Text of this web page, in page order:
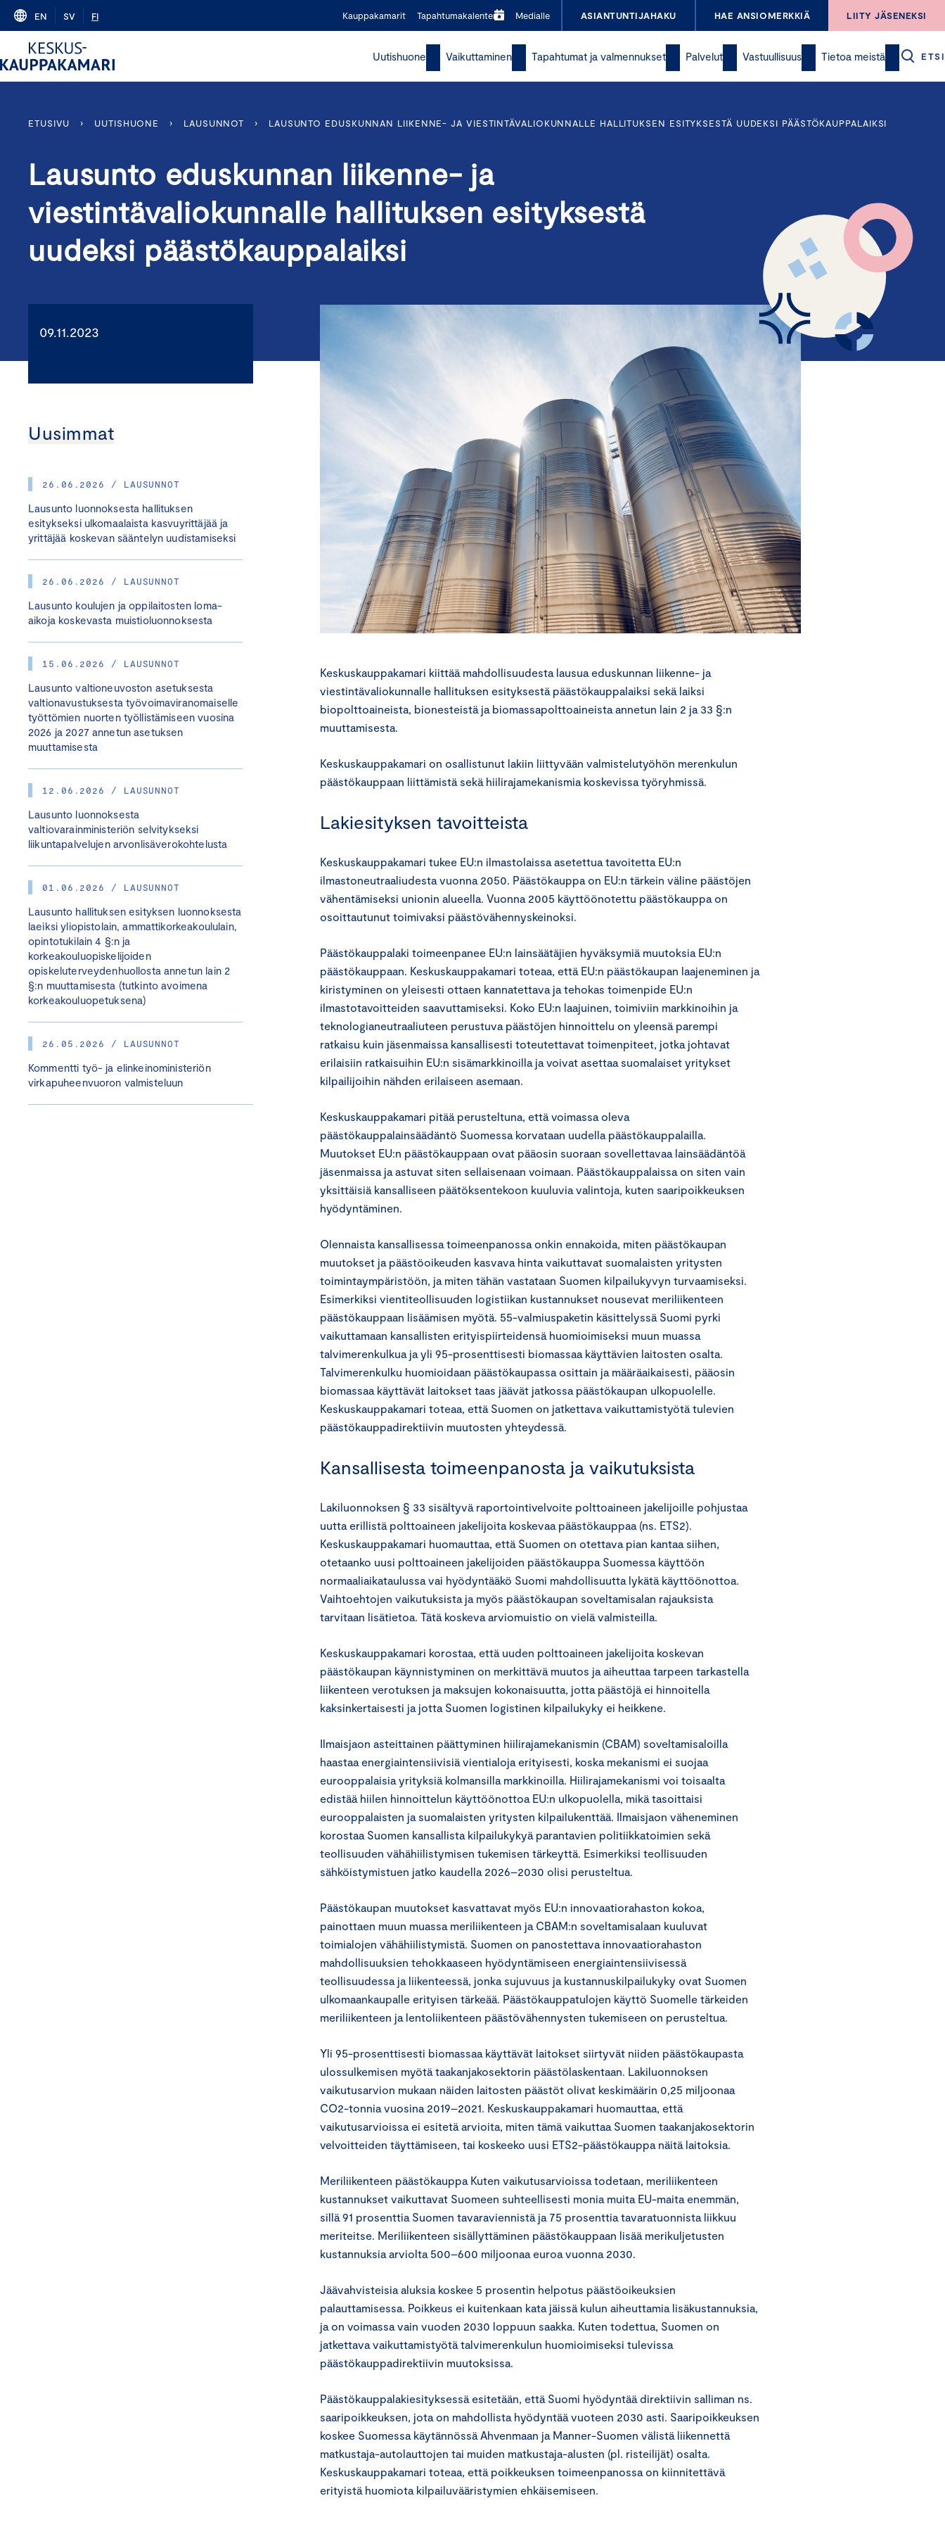
Skip
content
EN SV FI Kauppakamarit Tapahtumakalenteri Medialle ASIANTUNTIJAHAKU HAE ANSIOMERKKIÄ LIITY JÄSENEKSI
Uutishuone Vaikuttaminen Tapahtumat ja valmennukset Palvelut Vastuullisuus Tietoa meistä ETSI
ETUSIVU › UUTISHUONE › LAUSUNNOT › LAUSUNTO EDUSKUNNAN LIIKENNE- JA VIESTINTÄVALIOKUNNALLE HALLITUKSEN ESITYKSESTÄ UUDEKSI PÄÄSTÖKAUPPALAIKSI
Lausunto eduskunnan liikenne- ja
viestintävaliokunnalle hallituksen esityksestä
uudeksi päästökauppalaiksi
09.11.2023
Uusimmat
26.06.2026 / LAUSUNNOT
Lausunto luonnoksesta hallituksen
esitykseksi ulkomaalaista kasvuyrittäjää ja
yrittäjää koskevan sääntelyn uudistamiseksi
26.06.2026 / LAUSUNNOT
Lausunto koulujen ja oppilaitosten loma-
aikoja koskevasta muistioluonnoksesta
15.06.2026 / LAUSUNNOT
Lausunto valtioneuvoston asetuksesta
valtionavustuksesta työvoimaviranomaiselle
työttömien nuorten työllistämiseen vuosina
2026 ja 2027 annetun asetuksen
muuttamisesta
12.06.2026 / LAUSUNNOT
Lausunto luonnoksesta
valtiovarainministeriön selvitykseksi
liikuntapalvelujen arvonlisäverokohtelusta
01.06.2026 / LAUSUNNOT
Lausunto hallituksen esityksen luonnoksesta
laeiksi yliopistolain, ammattikorkeakoululain,
opintotukilain 4 §:n ja
korkeakouluopiskelijoiden
opiskeluterveydenhuollosta annetun lain 2
§:n muuttamisesta (tutkinto avoimena
korkeakouluopetuksena)
26.05.2026 / LAUSUNNOT
Kommentti työ- ja elinkeinoministeriön
virkapuheenvuoron valmisteluun
Keskuskauppakamari kiittää mahdollisuudesta lausua eduskunnan liikenne- ja
viestintävaliokunnalle hallituksen esityksestä päästökauppalaiksi sekä laiksi
biopolttoaineista, bionesteistä ja biomassapolttoaineista annetun lain 2 ja 33 §:n
muuttamisesta.
Keskuskauppakamari on osallistunut lakiin liittyvään valmistelutyöhön merenkulun
päästökauppaan liittämistä sekä hiilirajamekanismia koskevissa työryhmissä.
Lakiesityksen tavoitteista
Keskuskauppakamari tukee EU:n ilmastolaissa asetettua tavoitetta EU:n
ilmastoneutraaliudesta vuonna 2050. Päästökauppa on EU:n tärkein väline päästöjen
vähentämiseksi unionin alueella. Vuonna 2005 käyttöönotettu päästökauppa on
osoittautunut toimivaksi päästövähennyskeinoksi.
Päästökauppalaki toimeenpanee EU:n lainsäätäjien hyväksymiä muutoksia EU:n
päästökauppaan. Keskuskauppakamari toteaa, että EU:n päästökaupan laajeneminen ja
kiristyminen on yleisesti ottaen kannatettava ja tehokas toimenpide EU:n
ilmastotavoitteiden saavuttamiseksi. Koko EU:n laajuinen, toimiviin markkinoihin ja
teknologianeutraaliuteen perustuva päästöjen hinnoittelu on yleensä parempi
ratkaisu kuin jäsenmaissa kansallisesti toteutettavat toimenpiteet, jotka johtavat
erilaisiin ratkaisuihin EU:n sisämarkkinoilla ja voivat asettaa suomalaiset yritykset
kilpailijoihin nähden erilaiseen asemaan.
Keskuskauppakamari pitää perusteltuna, että voimassa oleva
päästökauppalainsäädäntö Suomessa korvataan uudella päästökauppalailla.
Muutokset EU:n päästökauppaan ovat pääosin suoraan sovellettavaa lainsäädäntöä
jäsenmaissa ja astuvat siten sellaisenaan voimaan. Päästökauppalaissa on siten vain
yksittäisiä kansalliseen päätöksentekoon kuuluvia valintoja, kuten saaripoikkeuksen
hyödyntäminen.
Olennaista kansallisessa toimeenpanossa onkin ennakoida, miten päästökaupan
muutokset ja päästöoikeuden kasvava hinta vaikuttavat suomalaisten yritysten
toimintaympäristöön, ja miten tähän vastataan Suomen kilpailukyvyn turvaamiseksi.
Esimerkiksi vientiteollisuuden logistiikan kustannukset nousevat meriliikenteen
päästökauppaan lisäämisen myötä. 55-valmiuspaketin käsittelyssä Suomi pyrki
vaikuttamaan kansallisten erityispiirteidensä huomioimiseksi muun muassa
talvimerenkulkua ja yli 95-prosenttisesti biomassaa käyttävien laitosten osalta.
Talvimerenkulku huomioidaan päästökaupassa osittain ja määräaikaisesti, pääosin
biomassaa käyttävät laitokset taas jäävät jatkossa päästökaupan ulkopuolelle.
Keskuskauppakamari toteaa, että Suomen on jatkettava vaikuttamistyötä tulevien
päästökauppadirektiivin muutosten yhteydessä.
Kansallisesta toimeenpanosta ja vaikutuksista
Lakiluonnoksen § 33 sisältyvä raportointivelvoite polttoaineen jakelijoille pohjustaa
uutta erillistä polttoaineen jakelijoita koskevaa päästökauppaa (ns. ETS2).
Keskuskauppakamari huomauttaa, että Suomen on otettava pian kantaa siihen,
otetaanko uusi polttoaineen jakelijoiden päästökauppa Suomessa käyttöön
normaaliaikataulussa vai hyödyntääkö Suomi mahdollisuutta lykätä käyttöönottoa.
Vaihtoehtojen vaikutuksista ja myös päästökaupan soveltamisalan rajauksista
tarvitaan lisätietoa. Tätä koskeva arviomuistio on vielä valmisteilla.
Keskuskauppakamari korostaa, että uuden polttoaineen jakelijoita koskevan
päästökaupan käynnistyminen on merkittävä muutos ja aiheuttaa tarpeen tarkastella
liikenteen verotuksen ja maksujen kokonaisuutta, jotta päästöjä ei hinnoitella
kaksinkertaisesti ja jotta Suomen logistinen kilpailukyky ei heikkene.
Ilmaisjaon asteittainen päättyminen hiilirajamekanismin (CBAM) soveltamisaloilla
haastaa energiaintensiivisiä vientialoja erityisesti, koska mekanismi ei suojaa
eurooppalaisia yrityksiä kolmansilla markkinoilla. Hiilirajamekanismi voi toisaalta
edistää hiilen hinnoittelun käyttöönottoa EU:n ulkopuolella, mikä tasoittaisi
eurooppalaisten ja suomalaisten yritysten kilpailukenttää. Ilmaisjaon väheneminen
korostaa Suomen kansallista kilpailukykyä parantavien politiikkatoimien sekä
teollisuuden vähähiilistymisen tukemisen tärkeyttä. Esimerkiksi teollisuuden
sähköistymistuen jatko kaudella 2026–2030 olisi perusteltua.
Päästökaupan muutokset kasvattavat myös EU:n innovaatiorahaston kokoa,
painottaen muun muassa meriliikenteen ja CBAM:n soveltamisalaan kuuluvat
toimialojen vähähiilistymistä. Suomen on panostettava innovaatiorahaston
mahdollisuuksien tehokkaaseen hyödyntämiseen energiaintensiivisessä
teollisuudessa ja liikenteessä, jonka sujuvuus ja kustannuskilpailukyky ovat Suomen
ulkomaankaupalle erityisen tärkeää. Päästökauppatulojen käyttö Suomelle tärkeiden
meriliikenteen ja lentoliikenteen päästövähennysten tukemiseen on perusteltua.
Yli 95-prosenttisesti biomassaa käyttävät laitokset siirtyvät niiden päästökaupasta
ulossulkemisen myötä taakanjakosektorin päästölaskentaan. Lakiluonnoksen
vaikutusarvion mukaan näiden laitosten päästöt olivat keskimäärin 0,25 miljoonaa
CO2-tonnia vuosina 2019–2021. Keskuskauppakamari huomauttaa, että
vaikutusarvioissa ei esitetä arvioita, miten tämä vaikuttaa Suomen taakanjakosektorin
velvoitteiden täyttämiseen, tai koskeeko uusi ETS2-päästökauppa näitä laitoksia.
Meriliikenteen päästökauppa Kuten vaikutusarvioissa todetaan, meriliikenteen
kustannukset vaikuttavat Suomeen suhteellisesti monia muita EU-maita enemmän,
sillä 91 prosenttia Suomen tavaraviennistä ja 75 prosenttia tavaratuonnista liikkuu
meriteitse. Meriliikenteen sisällyttäminen päästökauppaan lisää merikuljetusten
kustannuksia arviolta 500–600 miljoonaa euroa vuonna 2030.
Jäävahvisteisia aluksia koskee 5 prosentin helpotus päästöoikeuksien
palauttamisessa. Poikkeus ei kuitenkaan kata jäissä kulun aiheuttamia lisäkustannuksia,
ja on voimassa vain vuoden 2030 loppuun saakka. Kuten todettua, Suomen on
jatkettava vaikuttamistyötä talvimerenkulun huomioimiseksi tulevissa
päästökauppadirektiivin muutoksissa.
Päästökauppalakiesityksessä esitetään, että Suomi hyödyntää direktiivin salliman ns.
saaripoikkeuksen, jota on mahdollista hyödyntää vuoteen 2030 asti. Saaripoikkeuksen
koskee Suomessa käytännössä Ahvenmaan ja Manner-Suomen välistä liikennettä
matkustaja-autolauttojen tai muiden matkustaja-alusten (pl. risteilijät) osalta.
Keskuskauppakamari toteaa, että poikkeuksen toimeenpanossa on kiinnitettävä
erityistä huomiota kilpailuvääristymien ehkäisemiseen.